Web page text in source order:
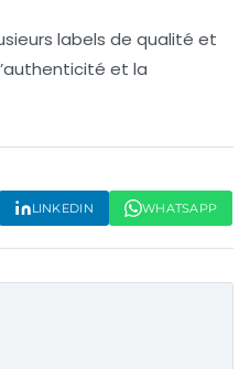
labels de qualité et
et la
LINKEDIN WHATSAPP